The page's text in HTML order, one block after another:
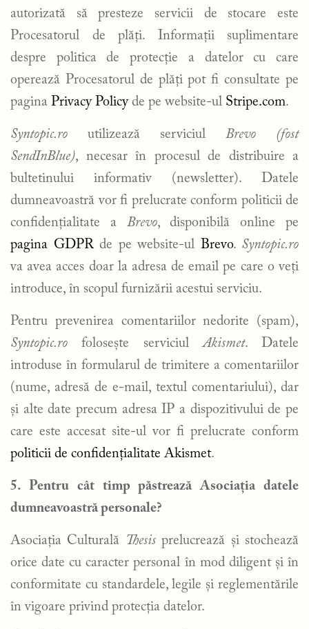
autorizată să presteze servicii de stocare este
Procesatorul de plăți. Informații suplimentare
despre politica de protecție a datelor cu care
operează Procesatorul de plăți pot fi consultate pe
pagina Privacy Policyde pe website-ul Stripe.com.
Syntopic.ro utilizează serviciul Brevo (fost
SendInBlue), necesar în procesul de distribuire a
bultetinului informativ (newsletter). Datele
dumneavoastră vor fi prelucrate conform politicii de
confidențialitate a Brevo, disponibilă online pe
pagina GDPRde pe website-ul Brevo. Syntopic.ro
va avea acces doar la adresa de email pe care o veți
introduce, în scopul furnizării acestui serviciu.
Pentru prevenirea comentariilor nedorite (spam),
Syntopic.ro folosește serviciulAkismet. Datele
introduse în formularul de trimitere a comentariilor
(nume, adresă de e-mail, textul comentariului), dar
și alte date precum adresa IP a dispozitivului de pe
care este accesat site-ul vor fi prelucrate conform
politicii de confidențialitate Akismet.
5. Pentru cât timp păstrează Asociația datele
dumneavoastră personale?
Asociația Culturală Thesisprelucrează și stochează
orice date cu caracter personal în mod diligent și în
conformitate cu standardele, legile și reglementările
în vigoare privind protecția datelor.